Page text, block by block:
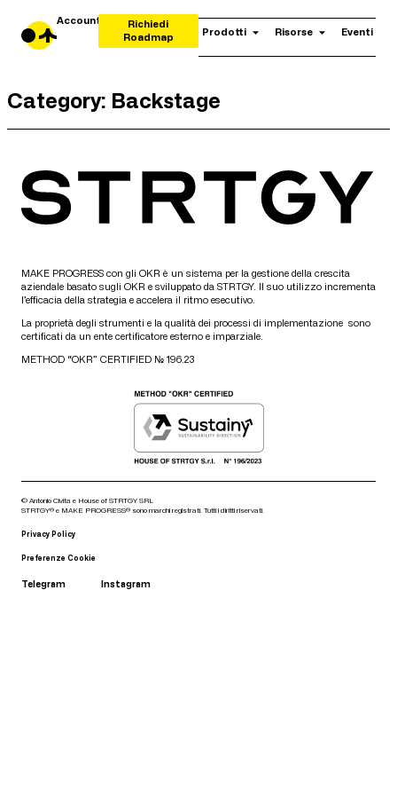
Prodotti Risorse Eventi
Account
Richiedi
Roadmap
Category: Backstage
MAKE PROGRESS con gli OKR è un sistema per la gestione della crescita
aziendale basato sugli OKR e sviluppato da STRTGY. Il suo utilizzo incrementa
l’efficacia della strategia e accelera il ritmo esecutivo.
La proprietà degli strumenti e la qualità dei processi di implementazione sono
certificati da un ente certificatore esterno e imparziale.
METHOD “OKR” CERTIFIED № 196.23
© Antonio Civita e House of STRTGY SRL
STRTGY® e MAKE PROGRESS® sono marchi registrati. Tutti i diritti riservati.
Privacy Policy
Preferenze Cookie
Telegram Instagram